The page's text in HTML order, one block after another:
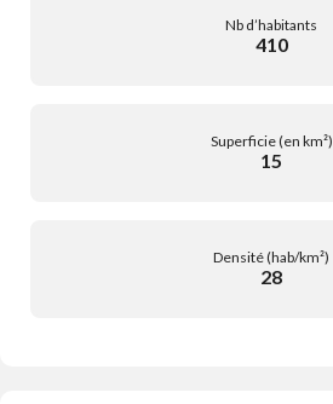
Nb d’habitants
410
Superficie (en km²)
15
Densité (hab/km²)
28